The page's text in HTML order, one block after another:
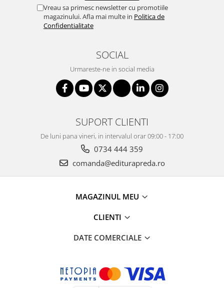
Vreau sa primesc newsletter cu promotiile
magazinului. Afla mai multe in Politica de
Confidentialitate
SOCIAL
Urmareste-ne in social media
SUPORT CLIENTI
De luni pana vineri, in intervalul orar 09:00 - 17:00
0734 444 359
comanda@editurapreda.ro
MAGAZINUL MEU
CLIENTI
DATE COMERCIALE